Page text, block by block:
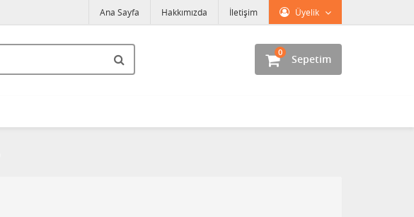
Üyelik
Ana Sayfa Hakkımızda İletişim
Sepetim
0